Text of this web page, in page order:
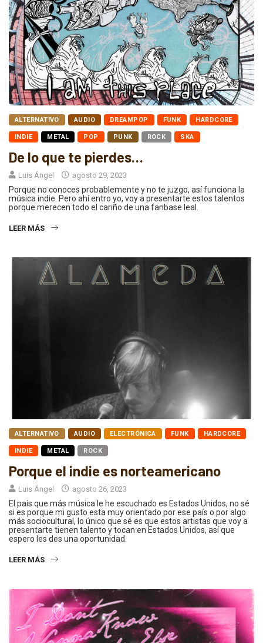
ALTERNATIVO AUDIO DREAMPOP FUNK HARDCORE
INDIE METAL POP PUNK ROCK SKA
De lo que te pierdes…
Luis Ángel agosto 29, 2023
Porque no conoces probablemente y no te juzgo, así funciona la
música indie. Pero ahí entro yo, voy a presentarte estos talentos
porque merecen todo el cariño de una fanbase leal.
LEER MÁS
ALTERNATIVO AUDIO ELECTRÓNICA FUNK HARDCORE
INDIE METAL ROCK
Porque el indie es norteamericano
Luis Ángel agosto 26, 2023
El país que más música le he escuchado es Estados Unidos, no sé
si es porque mi gusto esta muy orientado por ese país o por algo
más sociocultural, lo único que sé es que estos artistas que voy a
presentarte tienen talento y tocan en Estados Unidos, así que
espero les des una oportunidad.
LEER MÁS